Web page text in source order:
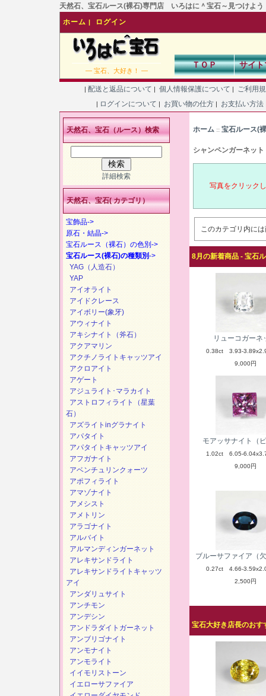
天然石、宝石ルース(裸石)専門店 いろはに＾宝石～見つけよ
ホーム | ログイン
― 宝石、大好き！ ―
ＴＯＰ サイ
| 配送と返品について | 個人情報保護について | ご利用
| ログインについて | お買い物の仕方 | お支払い方法
ホーム :: 宝石ルース(
シャンペンガーネット
写真をクリック
このカテゴリ内に
8月の新着商品 - 宝石
リューコガーネ
0.38ct 3.93-
9,000円
モアッサナイト（
1.02ct 6.05-
9,000円
ブルーサファイア（
0.27ct 4.66-
2,500円
宝石大好き店長のおす
天然石、宝石（ルース）検索
詳細検索
天然石、宝石( カテゴリ）
宝飾品->
原石・結晶->
宝石ルース（裸石）の色別->
宝石ルース(裸石)の種類別->
YAG（人造石）
YAP
アイオライト
アイドクレース
アイボリー(象牙)
アウィナイト
アキシナイト（斧石）
アクアマリン
アクチノライトキャッツアイ
アクロアイト
アゲート
アジュライト･マラカイト
アストロフィライト（星葉
石）
アズライトinグラナイト
アパタイト
アパタイトキャッツアイ
アフガナイト
アベンチュリンクォーツ
アポフィライト
アマゾナイト
アメシスト
アメトリン
アラゴナイト
アルバイト
アルマンディンガーネット
アレキサンドライト
アレキサンドライトキャッツ
アイ
アンダリュサイト
アンチモン
アンデシン
アンドラダイトガーネット
アンブリゴナイト
アンモナイト
アンモライト
イイモリストーン
イエローサファイア